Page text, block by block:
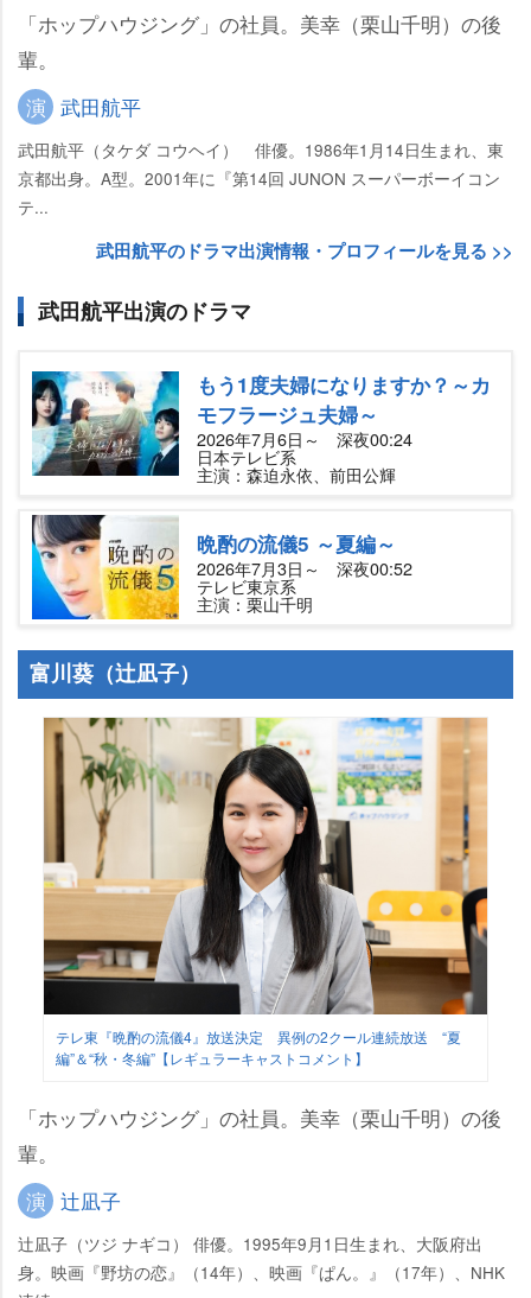
「ホップハウジング」の社員。美幸（栗山千明）の後
輩。
演 武田航平
武田航平（タケダ コウヘイ） 俳優。1986年1月14日生まれ、東
京都出身。A型。2001年に『第14回 JUNON スーパーボーイコン
テ...
武田航平のドラマ出演情報・プロフィールを見る >>
武田航平出演のドラマ
もう1度夫婦になりますか？～カ
モフラージュ夫婦～
2026年7月6日～ 深夜00:24
日本テレビ系
主演：森迫永依、前田公輝
晩酌の流儀5 ～夏編～
2026年7月3日～ 深夜00:52
テレビ東京系
主演：栗山千明
富川葵（辻凪子）
テレ東『晩酌の流儀4』放送決定 異例の2クール連続放送 “夏
編”＆“秋・冬編”【レギュラーキャストコメント】
「ホップハウジング」の社員。美幸（栗山千明）の後
輩。
演 辻凪子
辻凪子（ツジ ナギコ） 俳優。1995年9月1日生まれ、大阪府出
身。映画『野坊の恋』（14年）、映画『ぱん。』（17年）、NHK